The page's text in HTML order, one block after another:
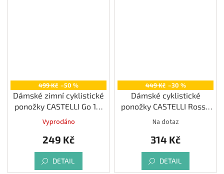
499 Kč –50 %
Dámské zimní cyklistické
ponožky CASTELLI Go 15,
bordeaux/ brilliant pink
Vyprodáno
249 Kč
DETAIL
449 Kč –30 %
Dámské cyklistické
ponožky CASTELLI Rosso
Corsa 11, black
Na dotaz
314 Kč
DETAIL